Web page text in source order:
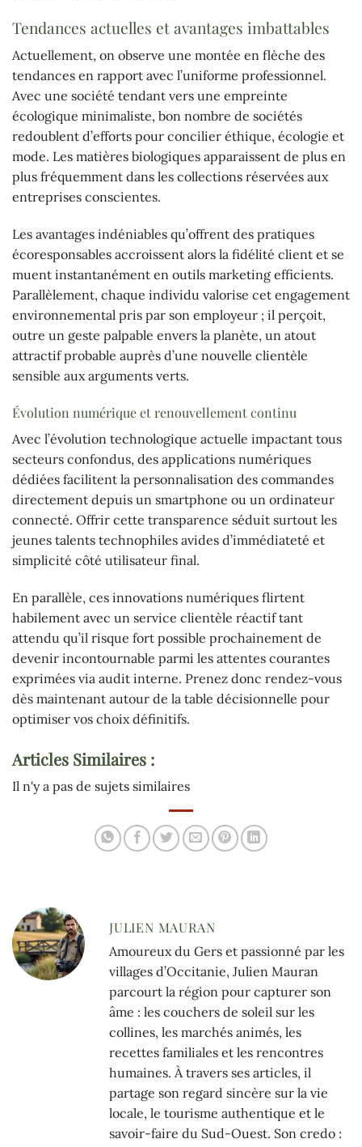
Tendances actuelles et avantages imbattables
Actuellement, on observe une montée en flèche des
tendances en rapport avec l’uniforme professionnel.
Avec une société tendant vers une empreinte
écologique minimaliste, bon nombre de sociétés
redoublent d’efforts pour concilier éthique, écologie et
mode. Les matières biologiques apparaissent de plus en
plus fréquemment dans les collections réservées aux
entreprises conscientes.
Les avantages indéniables qu’offrent des pratiques
écoresponsables accroissent alors la fidélité client et se
muent instantanément en outils marketing efficients.
Parallèlement, chaque individu valorise cet engagement
environnemental pris par son employeur ; il perçoit,
outre un geste palpable envers la planète, un atout
attractif probable auprès d’une nouvelle clientèle
sensible aux arguments verts.
Évolution numérique et renouvellement continu
Avec l’évolution technologique actuelle impactant tous
secteurs confondus, des applications numériques
dédiées facilitent la personnalisation des commandes
directement depuis un smartphone ou un ordinateur
connecté. Offrir cette transparence séduit surtout les
jeunes talents technophiles avides d’immédiateté et
simplicité côté utilisateur final.
En parallèle, ces innovations numériques flirtent
habilement avec un service clientèle réactif tant
attendu qu’il risque fort possible prochainement de
devenir incontournable parmi les attentes courantes
exprimées via audit interne. Prenez donc rendez-vous
dès maintenant autour de la table décisionnelle pour
optimiser vos choix définitifs.
Articles Similaires :
Il n'y a pas de sujets similaires
JULIEN MAURAN
Amoureux du Gers et passionné par les
villages d’Occitanie, Julien Mauran
parcourt la région pour capturer son
âme : les couchers de soleil sur les
collines, les marchés animés, les
recettes familiales et les rencontres
humaines. À travers ses articles, il
partage son regard sincère sur la vie
locale, le tourisme authentique et le
savoir-faire du Sud-Ouest. Son credo :